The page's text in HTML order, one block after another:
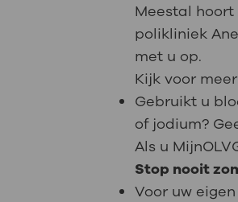
Meestal hoort
polikliniek
met u op.
Kijk voor
Gebruikt u
of jodium?
Als u
Stop nooit
Voor uw